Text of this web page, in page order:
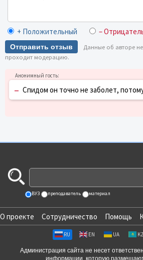
+ Положительный –
Отправить отзыв
Данные об авторе
проходит модерацию.
– Спидом он точно не заболет,
ВУЗ преподаватель материал
О проекте Сотрудничество Помощь
RU EN UA KZ
Администрация сайта не несет